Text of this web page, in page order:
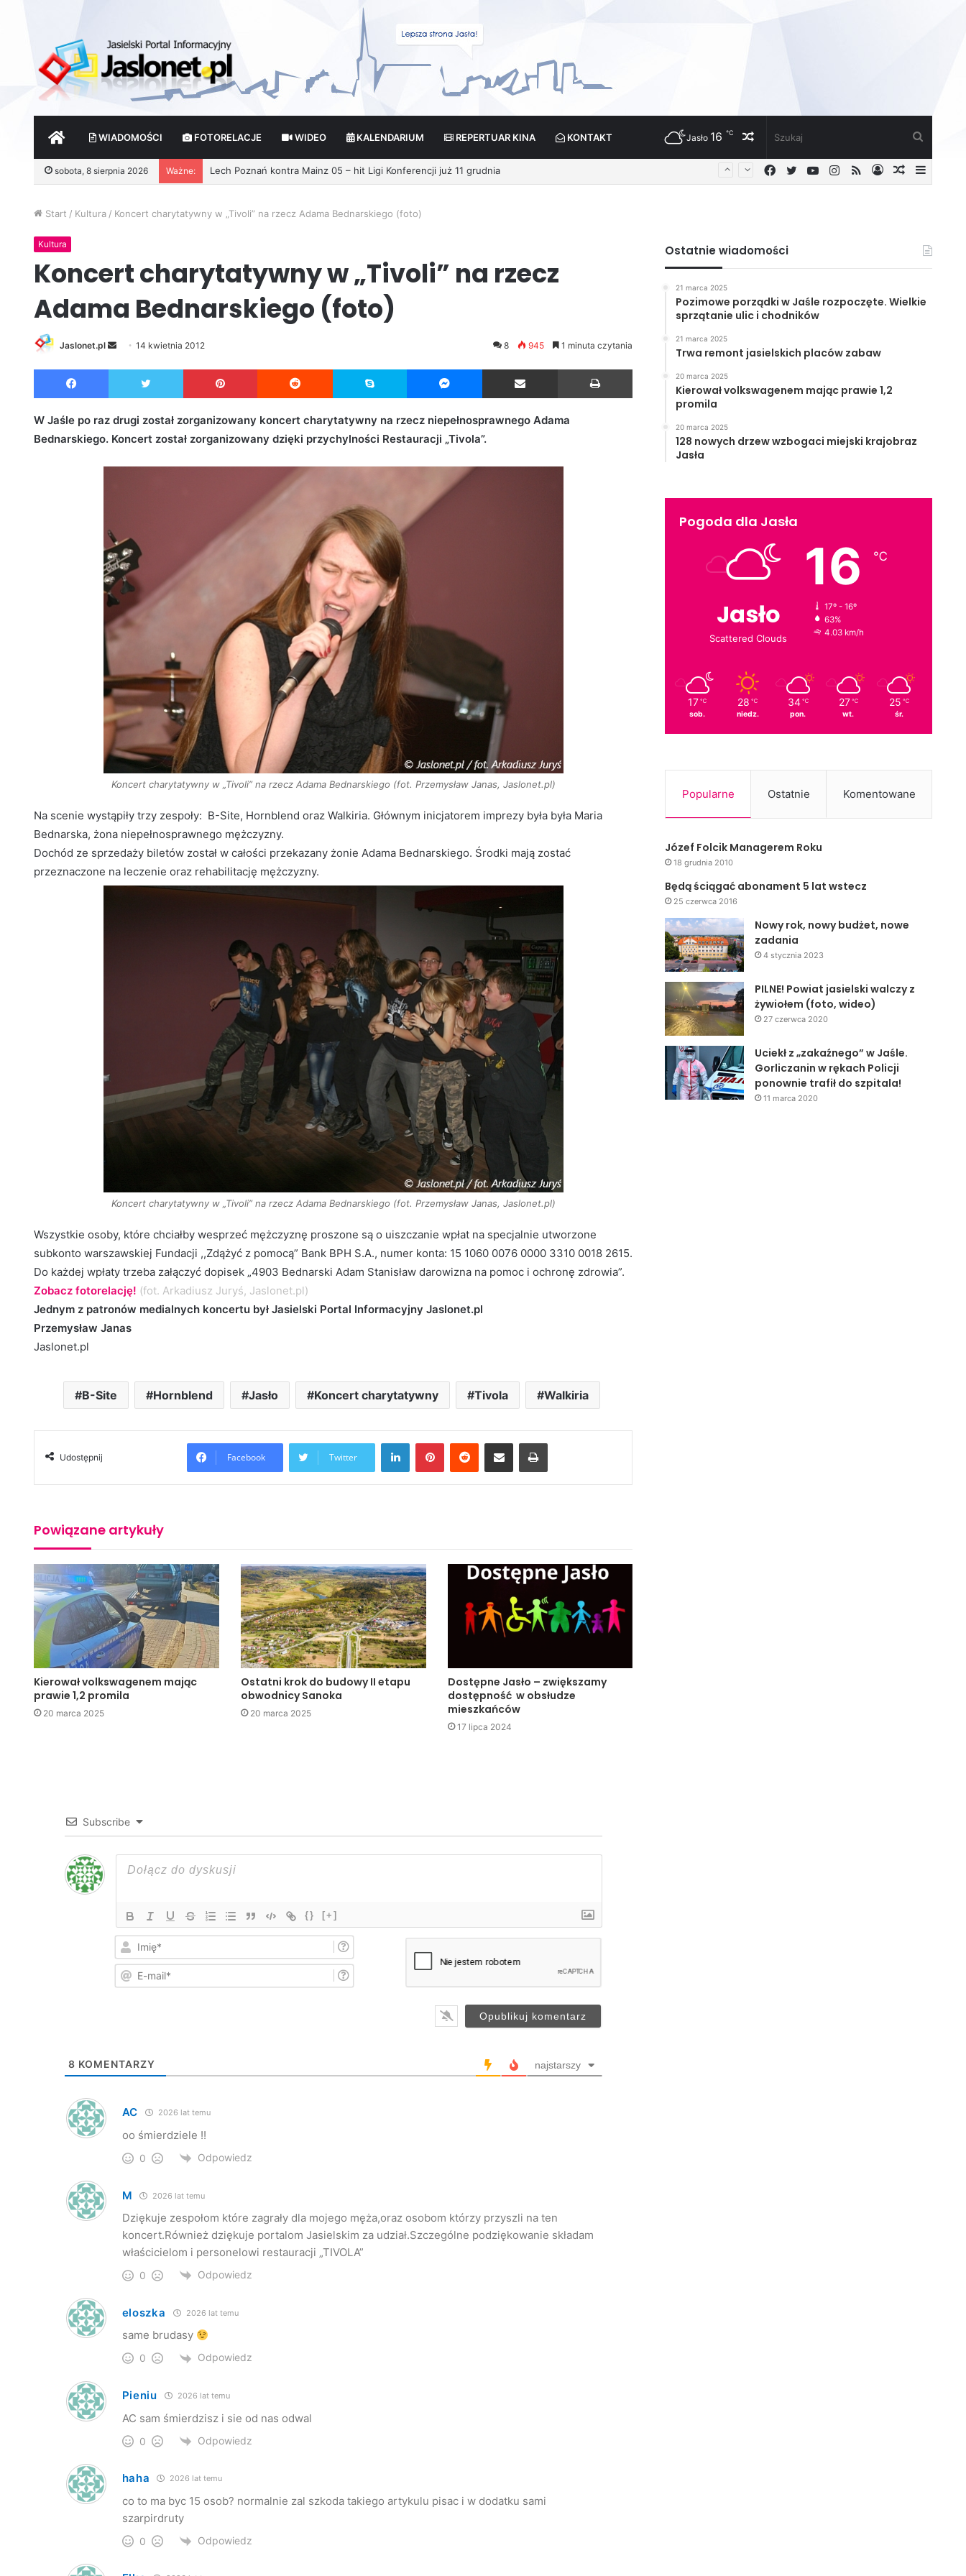
START WIADOMOŚCI FOTORELACJE WIDEO KALENDARIUM REPERTUAR KINA KONTAKT Losowy
artykuł
Jasło 16 ℃
sobota, 8 sierpnia 2026 Ważne: Wróżby – Prawda czy Fikcja?
Losowy
Zaloguj
RSS
Instagram
YouTube
Twitter
Facebook
Start / Kultura / Koncert charytatywny w „Tivoli” na rzecz Adama Bednarskiego (foto)
Kultura
Koncert charytatywny w „Tivoli” na rzecz
Adama Bednarskiego (foto)
Jaslonet.pl
d
a
m
14 kwietnia 2012 8 945 1 minuta czytania
Facebook Twitter Pinterest Reddit Skype Messenger Udostępnij przez Email
W Jaśle po raz drugi został zorganizowany koncert charytatywny na rzecz niepełnosprawnego Adama
Bednarskiego. Koncert został zorganizowany dzięki przychylności Restauracji „Tivola”.
Koncert charytatywny w „Tivoli” na rzecz Adama Bednarskiego (fot. Przemysław Janas, Jaslonet.pl)
Na scenie wystąpiły trzy zespoły: B-Site, Hornblend oraz Walkiria. Głównym inicjatorem imprezy była była Maria
Bednarska, żona niepełnosprawnego mężczyzny.
Dochód ze sprzedaży biletów został w całości przekazany żonie Adama Bednarskiego. Środki mają zostać
przeznaczone na leczenie oraz rehabilitację mężczyzny.
Koncert charytatywny w „Tivoli” na rzecz Adama Bednarskiego (fot. Przemysław Janas, Jaslonet.pl)
Wszystkie osoby, które chciałby wesprzeć mężczyznę proszone są o uiszczanie wpłat na specjalnie utworzone
subkonto warszawskiej Fundacji ,,Zdążyć z pomocą” Bank BPH S.A., numer konta: 15 1060 0076 0000 3310 0018 2615.
Do każdej wpłaty trzeba załączyć dopisek „4903 Bednarski Adam Stanisław darowizna na pomoc i ochronę zdrowia”.
Zobacz fotorelację! (fot. Arkadiusz Juryś, Jaslonet.pl)
Jednym z patronów medialnych koncertu był Jasielski Portal Informacyjny Jaslonet.pl
Przemysław Janas
Jaslonet.pl
B-Site Hornblend Jasło Koncert charytatywny Tivola Walkiria
Udostępnij Facebook Twitter
LinkedIn
Powiązane artykuły
Kierował volkswagenem mając
prawie 1,2 promila
20 marca 2025
Ostatni krok do budowy II etapu
obwodnicy Sanoka
20 marca 2025
Dostępne Jasło – zwiększamy
dostępność w obsłudze
mieszkańców
17 lipca 2024
Subscribe
{} [+]
i
*
8 KOMENTARZY najstarszy
AC 2026 lat temu
oo śmierdziele !!
0 Odpowiedz
M 2026 lat temu
Dziękuje zespołom które zagrały dla mojego męża,oraz osobom którzy przyszli na ten
koncert.Również dziękuje portalom Jasielskim za udział.Szczególne podziękowanie składam
właścicielom i personelowi restauracji „TIVOLA”
0 Odpowiedz
eloszka 2026 lat temu
same brudasy
0 Odpowiedz
Pieniu 2026 lat temu
AC sam śmierdzisz i sie od nas odwal
0 Odpowiedz
haha 2026 lat temu
co to ma byc 15 osob? normalnie zal szkoda takiego artykulu pisac i w dodatku sami
szarpirdruty
0 Odpowiedz
Ostatnie wiadomości
21 marca 2025
Pozimowe porządki w Jaśle rozpoczęte. Wielkie
sprzątanie ulic i chodników
21 marca 2025
Trwa remont jasielskich placów zabaw
20 marca 2025
Kierował volkswagenem mając prawie 1,2
promila
20 marca 2025
128 nowych drzew wzbogaci miejski krajobraz
Jasła
Pogoda dla Jasła
Jasło
Scattered Clouds
16 ℃
17º - 16º
63%
4.03 km/h
17 ℃
sob.
28 ℃
niedz.
34 ℃
pon.
27 ℃
wt.
25 ℃
śr.
Popularne Ostatnie Komentowane
Józef Folcik Managerem Roku
18 grudnia 2010
Będą ściągać abonament 5 lat wstecz
25 czerwca 2016
Nowy rok, nowy budżet, nowe
zadania
4 stycznia 2023
PILNE! Powiat jasielski walczy z
żywiołem (foto, wideo)
27 czerwca 2020
Uciekł z „zakaźnego” w Jaśle.
Gorliczanin w rękach Policji
ponownie trafił do szpitala!
11 marca 2020